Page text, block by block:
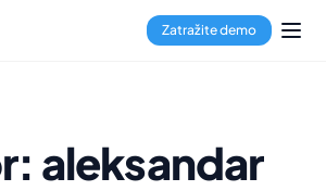
Zatražite demo
aleksandar